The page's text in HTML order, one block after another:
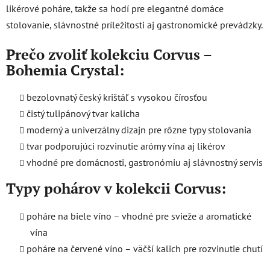
likérové poháre, takže sa hodí pre elegantné domáce
stolovanie, slávnostné príležitosti aj gastronomické prevádzky.
Prečo zvoliť kolekciu Corvus –
Bohemia Crystal:
bezolovnatý český krištáľ s vysokou čírosťou
čistý tulipánový tvar kalicha
moderný a univerzálny dizajn pre rôzne typy stolovania
tvar podporujúci rozvinutie arómy vína aj likérov
vhodné pre domácnosti, gastronómiu aj slávnostný servis
Typy pohárov v kolekcii Corvus:
poháre na biele víno – vhodné pre svieže a aromatické
vína
poháre na červené víno – väčší kalich pre rozvinutie chutí